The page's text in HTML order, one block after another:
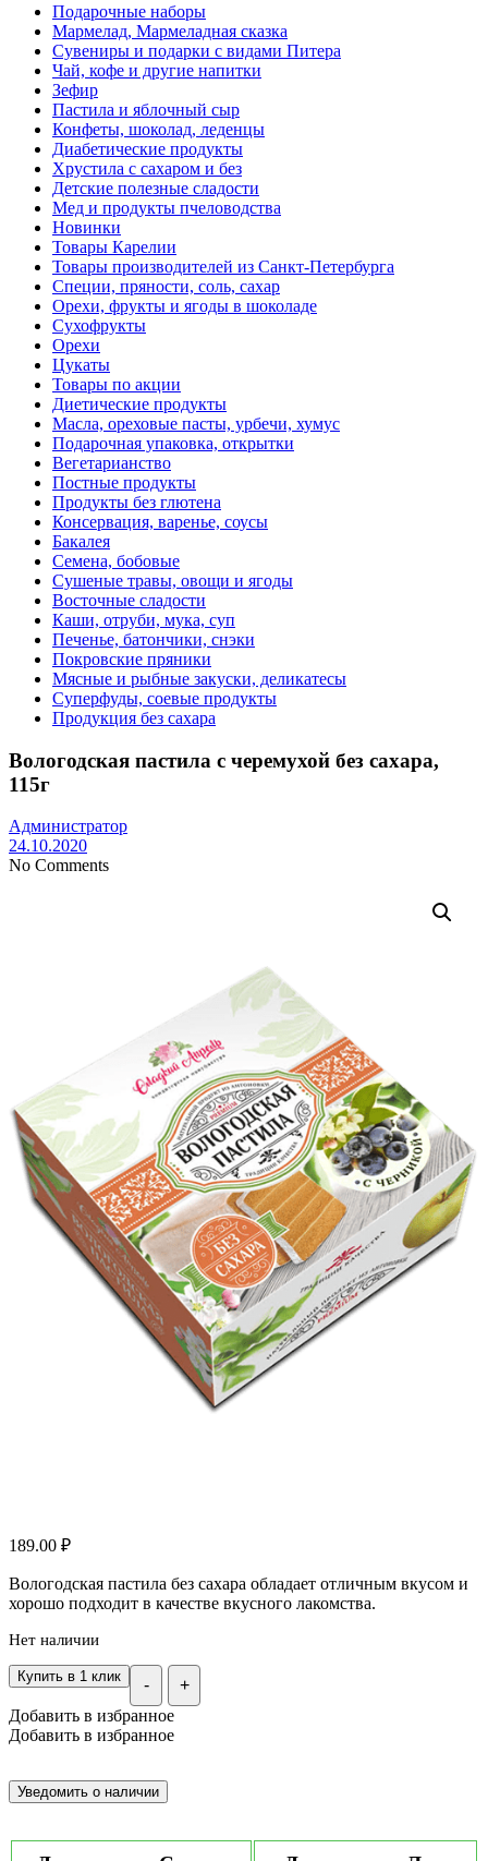
Подарочные наборы
Мармелад, Мармеладная сказка
Сувениры и подарки с видами Питера
Чай, кофе и другие напитки
Зефир
Пастила и яблочный сыр
Конфеты, шоколад, леденцы
Диабетические продукты
Хрустила с сахаром и без
Детские полезные сладости
Мед и продукты пчеловодства
Новинки
Товары Карелии
Товары производителей из Санкт-Петербурга
Специи, пряности, соль, сахар
Орехи, фрукты и ягоды в шоколаде
Сухофрукты
Орехи
Цукаты
Товары по акции
Диетические продукты
Масла, ореховые пасты, урбечи, хумус
Подарочная упаковка, открытки
Вегетарианство
Постные продукты
Продукты без глютена
Консервация, варенье, соусы
Бакалея
Семена, бобовые
Сушеные травы, овощи и ягоды
Восточные сладости
Каши, отруби, мука, суп
Печенье, батончики, снэки
Покровские пряники
Мясные и рыбные закуски, деликатесы
Суперфуды, соевые продукты
Продукция без сахара
Вологодская пастила с черемухой без сахара,
115г
Администратор
24.10.2020
No Comments
189.00 ₽
Вологодская пастила без сахара обладает отличным вкусом и
хорошо подходит в качестве вкусного лакомства.
Нет наличии
- +
Купить в 1 клик
Добавить в избранное
Добавить в избранное